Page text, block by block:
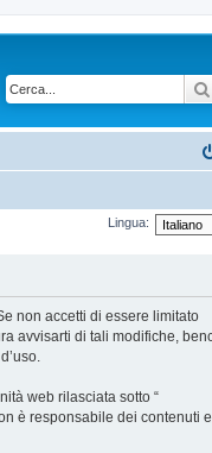
Lingua:
non accetti di essere limitato
avvisarti di tali modifiche,
web rilasciata sotto “
è responsabile dei contenuti